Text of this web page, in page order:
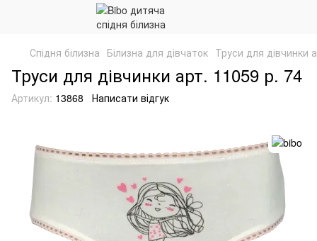
Спідня білизна Білизна для дівчаток Труси для дівчинки
Труси для дівчинки арт. 11059 р. 74
Артикул: 13868 Написати відгук